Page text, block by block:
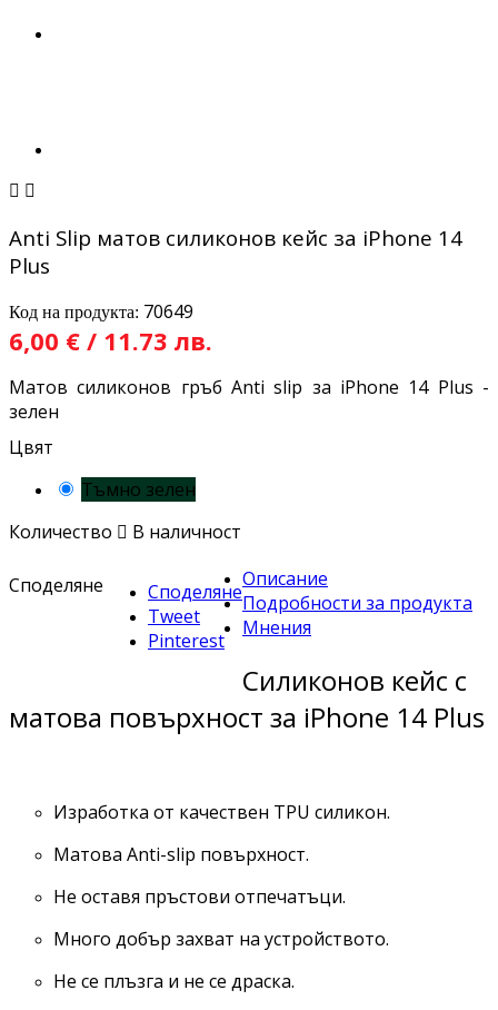
 
Anti Slip матов силиконов кейс за iPhone 14
Plus
Код на продукта: 70649
6,00 € / 11.73 лв.
Матов силиконов гръб Anti slip за iPhone 14 Plus -
зелен
Цвят
Тъмно зелен
Количество  В наличност
Споделяне
Споделяне
Tweet
Pinterest
Описание
Подробности за продукта
Мнения
Силиконов кейс с
матова повърхност за iPhone 14 Plus
Изработка от качествен TPU силикон.
Матова Anti-slip повърхност.
Не оставя пръстови отпечатъци.
Много добър захват на устройството.
Не се плъзга и не се драска.